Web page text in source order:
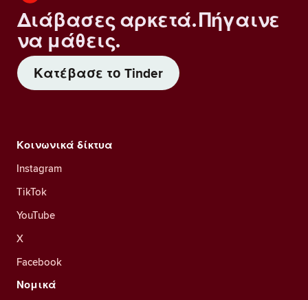
Διάβασες αρκετά. Πήγαινε
να μάθεις.
Κατέβασε το Tinder
Κοινωνικά δίκτυα
Instagram
TikTok
YouTube
X
Facebook
Νομικά